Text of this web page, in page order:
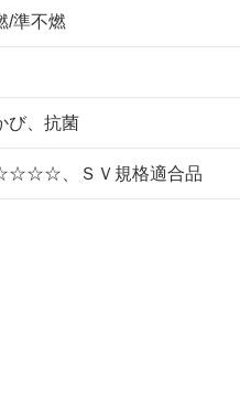
/準不燃
び、抗菌
、ＳＶ規格適合品